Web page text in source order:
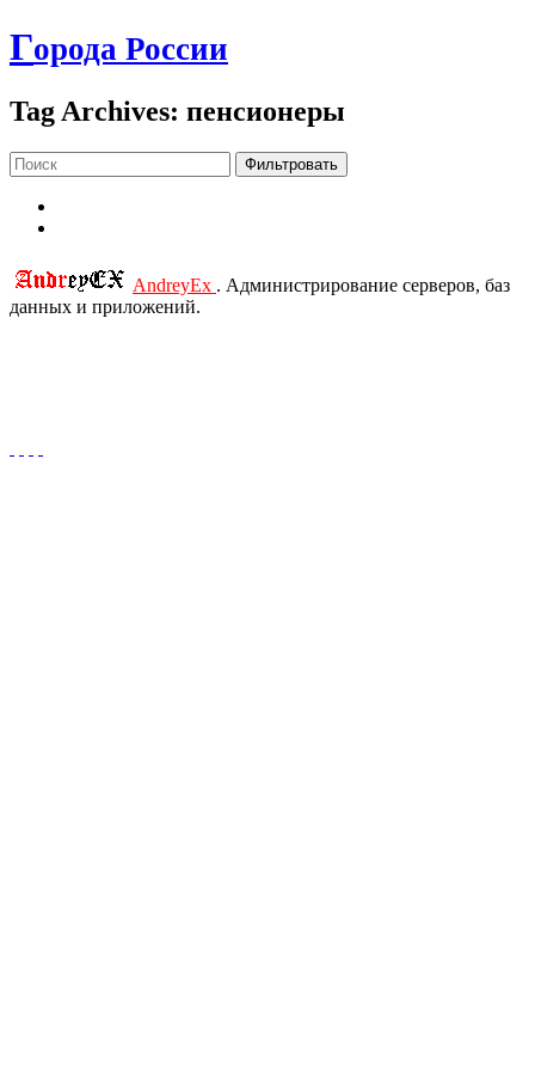
Города России
Tag Archives: пенсионеры
Фильтровать
AndreyEx . Администрирование серверов, баз
данных и приложений.